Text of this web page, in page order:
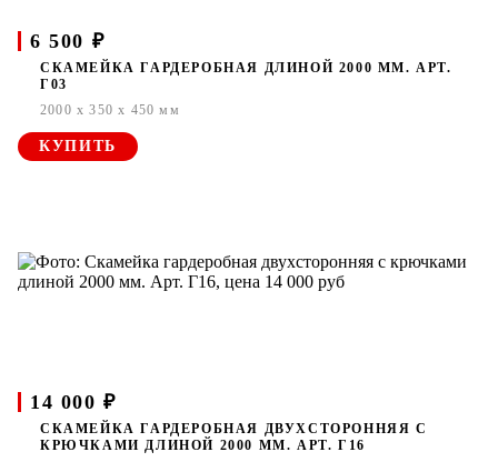
6 500 ₽
СКАМЕЙКА ГАРДЕРОБНАЯ ДЛИНОЙ 2000 ММ. АРТ.
Г03
2000 x 350 x 450 мм
КУПИТЬ
14 000 ₽
СКАМЕЙКА ГАРДЕРОБНАЯ ДВУХСТОРОННЯЯ С
КРЮЧКАМИ ДЛИНОЙ 2000 ММ. АРТ. Г16